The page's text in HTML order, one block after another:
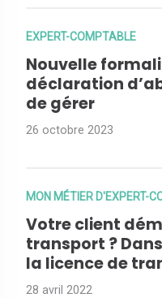
EXPERT-COMPTABLE
Nouvelle
déclaration
de gérer
26 octobre 2023
MON MÉTIER D'EXPERT-
Votre client
transport ?
la licence de
28 avril 2022